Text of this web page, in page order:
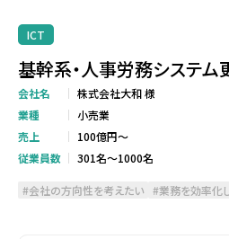
ICT
基幹系・人事労務システム
会社名
株式会社大和 様
業種
小売業
売上
100億円～
従業員数
301名～1000名
会社の方向性を考えたい 業務を効率化